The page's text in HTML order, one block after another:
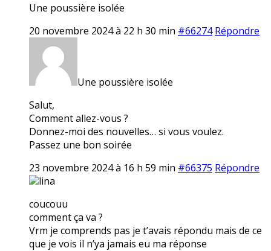
Une poussière isolée
20 novembre 2024 à 22 h 30 min #66274 Répondre
Une poussière isolée
Salut,
Comment allez-vous ?
Donnez-moi des nouvelles… si vous voulez.
Passez une bon soirée
23 novembre 2024 à 16 h 59 min #66375 Répondre
lina
coucouu
comment ça va ?
Vrm je comprends pas je t’avais répondu mais de ce
que je vois il n’ya jamais eu ma réponse